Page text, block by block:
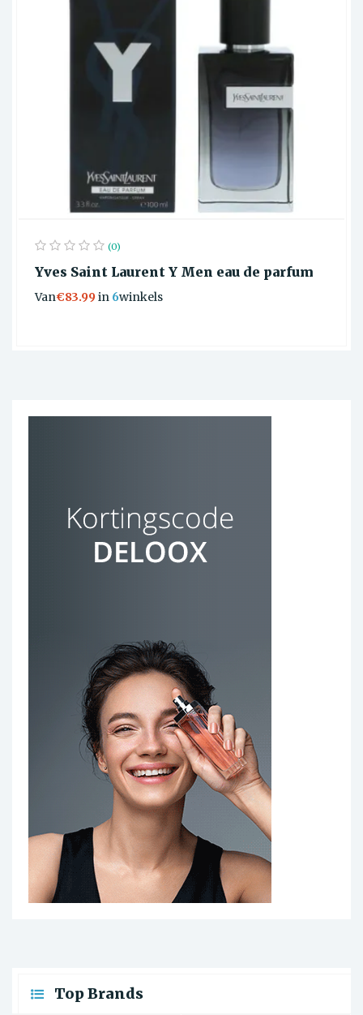
(0)
Yves Saint Laurent Y Men eau de parfum
Van€83.99in 6winkels
Top Brands